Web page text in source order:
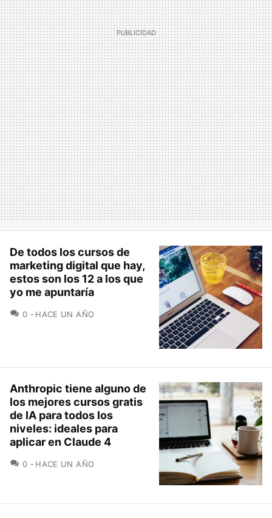
De todos los cursos de
marketing digital que hay,
estos son los 12 a los que
yo me apuntaría
0 COMENTARIOS
HACE UN AÑO
Anthropic tiene alguno de
los mejores cursos gratis
de IA para todos los
niveles: ideales para
aplicar en Claude 4
0 COMENTARIOS
HACE UN AÑO